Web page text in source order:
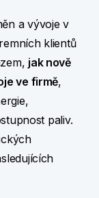
a vývoje v
klientů
jak nově
ve firmě,
paliv.